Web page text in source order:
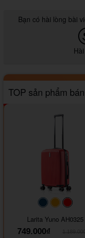
Bạn có hài lòng bài
TOP sản phẩm
#093f69#ffa500
Larita Yuno AH0325
749.000₫